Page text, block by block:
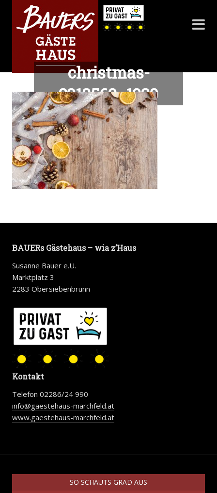
christmas-
2918569_1920
BAUERs Gästehaus – wia z’Haus
Susanne Bauer e.U.
Marktplatz 3
2283 Obersiebenbrunn
Kontakt
Telefon 02286/24 990
info@gaestehaus-marchfeld.at
www.gaestehaus-marchfeld.at
SO SCHAUTS GRAD AUS